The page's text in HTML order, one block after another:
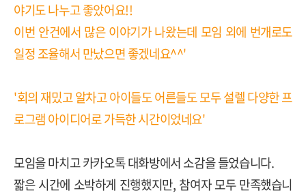
야기도 나누고 좋았어요!!
이번 안건에서 많은 이야기가 나왔는데 모임 외에 번개로도
일정 조율해서 만났으면 좋겠네요^^'
'회의 재밌고 알차고 아이들도 어른들도 모두 설렐 다양한 프
로그램 아이디어로 가득한 시간이었네요'
모임을 마치고 카카오톡 대화방에서 소감을 들었습니다.
짧은 시간에 소박하게 진행했지만, 참여자 모두 만족했습니